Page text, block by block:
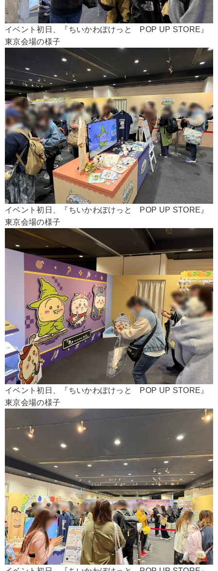
イベント初日、『ちいかわぽけっと POP UP STORE』
東京会場の様子
イベント初日、『ちいかわぽけっと POP UP STORE』
東京会場の様子
イベント初日、『ちいかわぽけっと POP UP STORE』
東京会場の様子